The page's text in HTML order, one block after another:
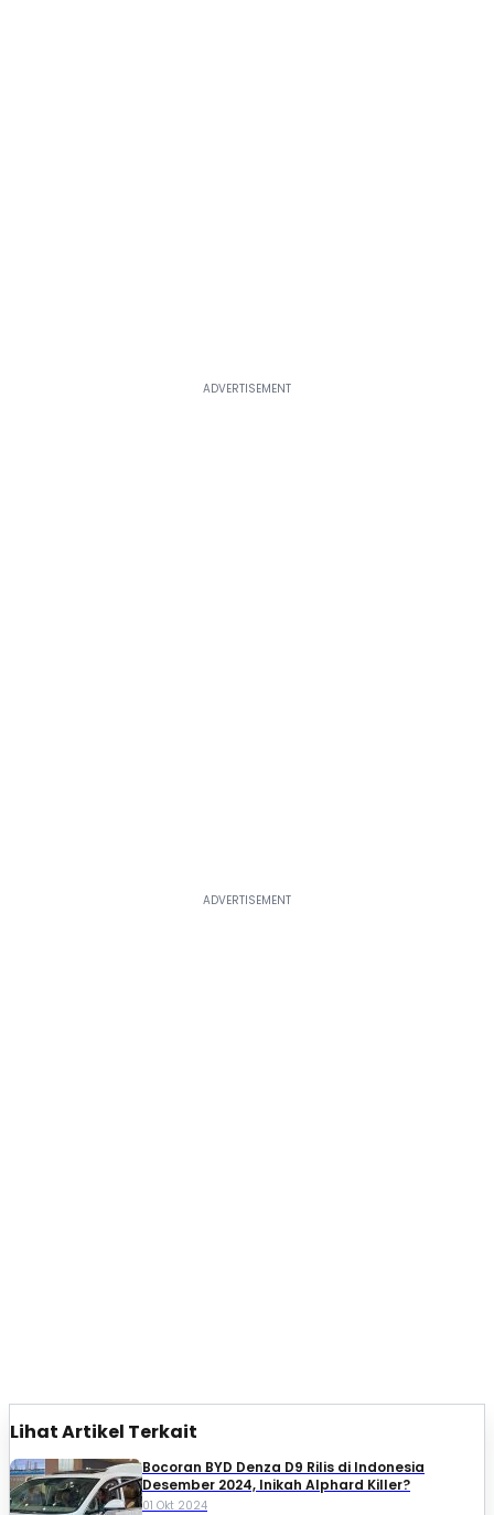
Lihat Artikel Terkait
Bocoran BYD Denza D9 Rilis di Indonesia
Desember 2024, Inikah Alphard Killer?
01 Okt 2024